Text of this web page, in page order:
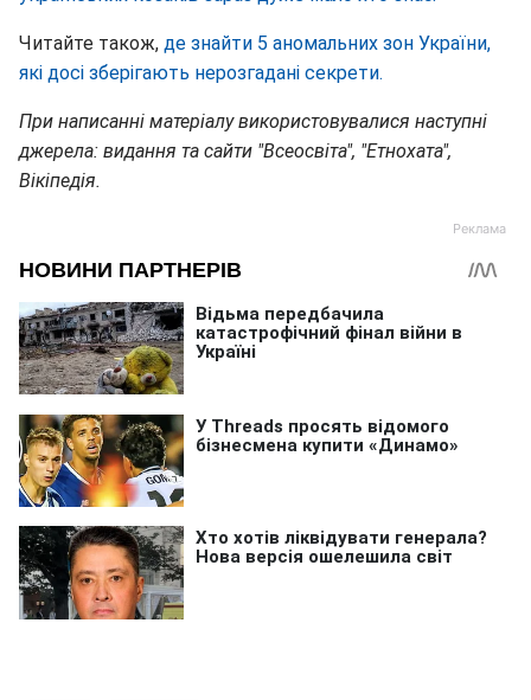
Читайте також, де знайти 5 аномальних зон України,
які досі зберігають нерозгадані секрети.
При написанні матеріалу використовувалися наступні
джерела: видання та сайти "Всеосвіта", "Етнохата",
Вікіпедія.